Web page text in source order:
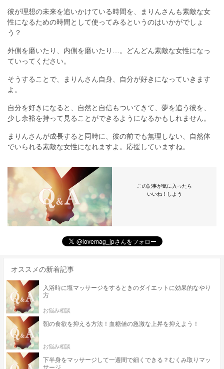
彼が理想の未来を追いかけている時間を、まりんさんも素敵な女
性になるための時間として使ってみるというのはいかがでしょ
う？
外側を磨いたり、内側を磨いたり…。どんどん素敵な女性になっ
ていってください。
そうすることで、まりんさん自身、自分が好きになっていきます
よ。
自分を好きになると、自然と自信もついてきて、夢を追う彼を、
少し余裕を持って見ることができるようになるかもしれません。
まりんさんが成長すると同時に、彼の前でも無理しない、自然体
でいられる素敵な女性になれますよ。応援していますね。
この記事が気に入ったら
いいね！しよう
オススメの新着記事
入浴時に塩マッサージをするときのダイエットに効果的なやり
方
お悩み相談
朝の食欲を抑える方法！血糖値の急激な上昇を抑えよう！
お悩み相談
下半身をマッサージして一週間で細くできる？むくみ取りマッ
サージ